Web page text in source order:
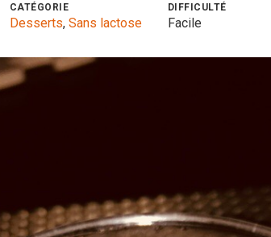
CATÉGORIE
Desserts, Sans lactose
DIFFICULTÉ
Facile